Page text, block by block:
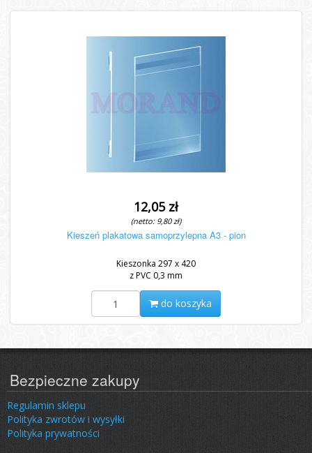
12,05 zł
(netto: 9,80 zł)
Kieszeń plakatowa samoprzylepna A3 - pion
Kieszonka 297 x 420
z PVC 0,3 mm
do koszyka
Bezpieczne zakupy
Regulamin sklepu
Polityka zwrotów i wysyłki
Polityka prywatności